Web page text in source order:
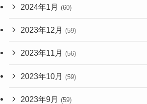
2024年1月 (60)
2023年12月 (59)
2023年11月 (56)
2023年10月 (59)
2023年9月 (59)